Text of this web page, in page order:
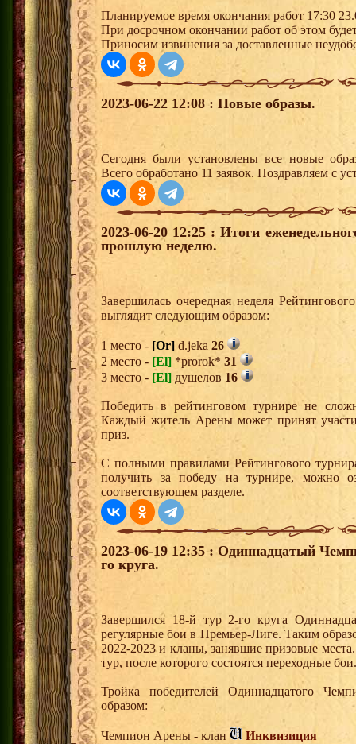
Планируемое время окончания работ 17:30
При досрочном окончании работ об этом
Приносим извинения за доставленные
2023-06-22 12:08 : Новые образы.
Сегодня были установлены все новые
Всего обработано 11 заявок. Поздравляем с
2023-06-20 12:25 : Итоги
прошлую неделю.
Завершилась очередная неделя
выглядит следующим образом:
1 место - [Or] d.jeka 26
2 место - [El] *prorok* 31
3 место - [El] душелов 16
Победить в рейтинговом турнире не
Каждый житель Арены может принят
приз.
С полными правилами Рейтингового
получить за победу на турнире, можно
соответствующем разделе.
2023-06-19 12:35 : Одиннадцатый
го круга.
Завершился 18-й тур 2-го круга
регулярные бои в Премьер-Лиге. Таким
2022-2023 и кланы, занявшие призовые
тур, после которого состоятся переходные бои.
Тройка победителей Одиннадцатого
образом:
Чемпион Арены - клан
Инквизиция